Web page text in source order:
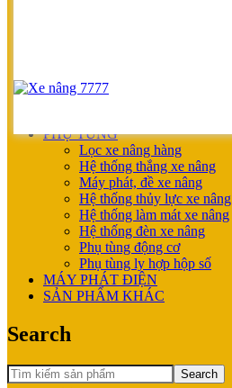
XE NÂNG TAY
PHỤ TÙNG
Lọc xe nâng hàng
Hệ thống thắng xe nâng
Máy phát, đề xe nâng
Hệ thống thủy lực xe nâng
Hệ thống làm mát xe nâng
Hệ thống đèn xe nâng
Phụ tùng động cơ
Phụ tùng ly hợp hộp số
MÁY PHÁT ĐIỆN
SẢN PHẨM KHÁC
Search
Search